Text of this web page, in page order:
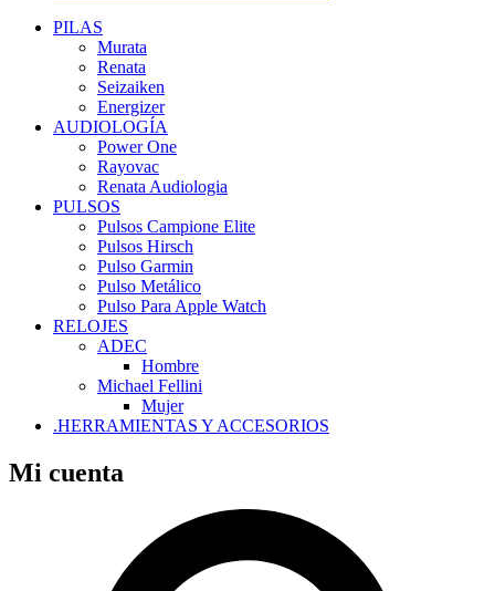
PILAS
Murata
Renata
Seizaiken
Energizer
AUDIOLOGÍA
Power One
Rayovac
Renata Audiologia
PULSOS
Pulsos Campione Elite
Pulsos Hirsch
Pulso Garmin
Pulso Metálico
Pulso Para Apple Watch
RELOJES
ADEC
Hombre
Michael Fellini
Mujer
.HERRAMIENTAS Y ACCESORIOS
Mi cuenta